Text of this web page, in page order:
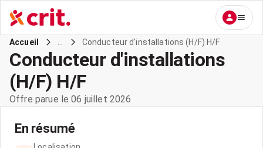
Accueil Conducteur d'installations (H/F) H/F
Conducteur d'installations
(H/F) H/F
Offre parue le 06 juillet 2026
En résumé